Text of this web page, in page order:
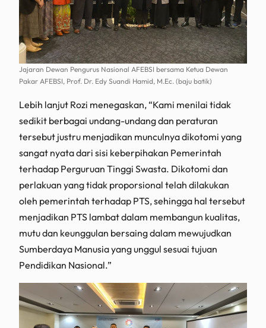
Jajaran Dewan Pengurus Nasional AFEBSI bersama Ketua Dewan
Pakar AFEBSI, Prof. Dr. Edy Suandi Hamid, M.Ec. (baju batik)
Lebih lanjut Rozi menegaskan, “Kami menilai tidak
sedikit berbagai undang-undang dan peraturan
tersebut justru menjadikan munculnya dikotomi yang
sangat nyata dari sisi keberpihakan Pemerintah
terhadap Perguruan Tinggi Swasta. Dikotomi dan
perlakuan yang tidak proporsional telah dilakukan
oleh pemerintah terhadap PTS, sehingga hal tersebut
menjadikan PTS lambat dalam membangun kualitas,
mutu dan keunggulan bersaing dalam mewujudkan
Sumberdaya Manusia yang unggul sesuai tujuan
Pendidikan Nasional.”